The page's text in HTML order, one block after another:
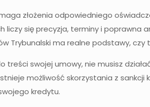
złożenia odpowiedniego
liczy się precyzja, terminy i
Trybunalski ma realne podstawy,
treści swojej umowy, nie musisz
możliwość skorzystania z
kredytu.